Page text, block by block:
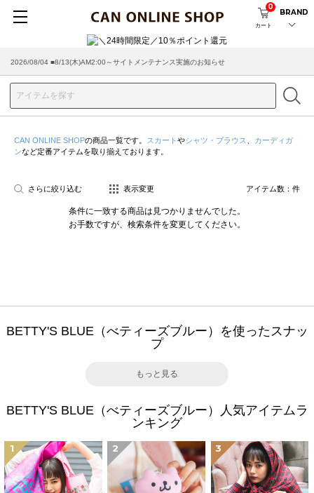
カート
0
BRAND
2026/08/04 ■8/13(木)AM2:00～サイトメンテナンス実施のお知らせ
CAN ONLINE SHOPの商品一覧です。 スカート やシャツ・ブラウス
カーディガ
ンなど定番アイテムを取り揃えております。
さらに絞り込む 表示変更 アイテム数： 件
条件に一致する商品は見つかりませんでした。
お手数ですが、検索条件を変更してください。
BETTY'S BLUE（べティーズブルー）を使ったスナッ
プ
もっと見る
BETTY'S BLUE（べティーズブルー）人気アイテムラ
ンキング
1 2 3